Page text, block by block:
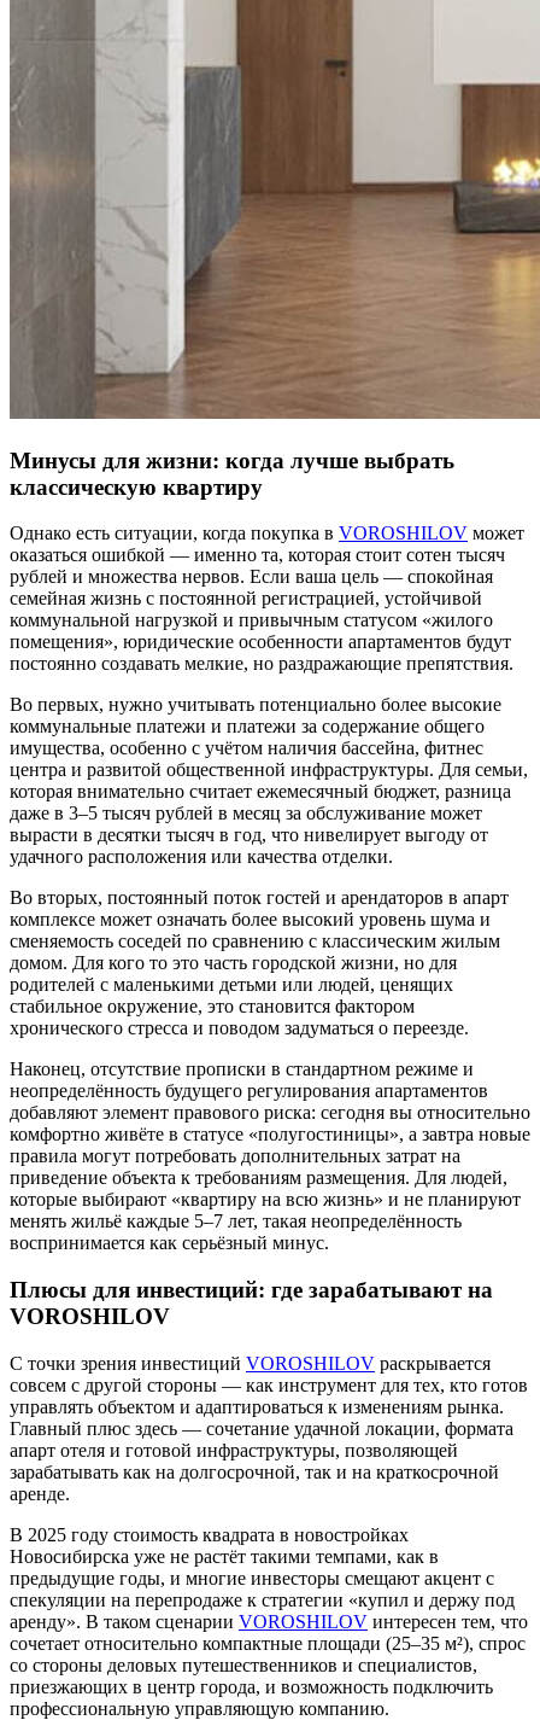
Минусы для жизни: когда лучше выбрать
классическую квартиру
Однако есть ситуации, когда покупка в VOROSHILOV может
оказаться ошибкой — именно та, которая стоит сотен тысяч
рублей и множества нервов. Если ваша цель — спокойная
семейная жизнь с постоянной регистрацией, устойчивой
коммунальной нагрузкой и привычным статусом «жилого
помещения», юридические особенности апартаментов будут
постоянно создавать мелкие, но раздражающие препятствия.
Во первых, нужно учитывать потенциально более высокие
коммунальные платежи и платежи за содержание общего
имущества, особенно с учётом наличия бассейна, фитнес
центра и развитой общественной инфраструктуры. Для семьи,
которая внимательно считает ежемесячный бюджет, разница
даже в 3–5 тысяч рублей в месяц за обслуживание может
вырасти в десятки тысяч в год, что нивелирует выгоду от
удачного расположения или качества отделки.
Во вторых, постоянный поток гостей и арендаторов в апарт
комплексе может означать более высокий уровень шума и
сменяемость соседей по сравнению с классическим жилым
домом. Для кого то это часть городской жизни, но для
родителей с маленькими детьми или людей, ценящих
стабильное окружение, это становится фактором
хронического стресса и поводом задуматься о переезде.
Наконец, отсутствие прописки в стандартном режиме и
неопределённость будущего регулирования апартаментов
добавляют элемент правового риска: сегодня вы относительно
комфортно живёте в статусе «полугостиницы», а завтра новые
правила могут потребовать дополнительных затрат на
приведение объекта к требованиям размещения. Для людей,
которые выбирают «квартиру на всю жизнь» и не планируют
менять жильё каждые 5–7 лет, такая неопределённость
воспринимается как серьёзный минус.
Плюсы для инвестиций: где зарабатывают на
VOROSHILOV
С точки зрения инвестиций VOROSHILOV раскрывается
совсем с другой стороны — как инструмент для тех, кто готов
управлять объектом и адаптироваться к изменениям рынка.
Главный плюс здесь — сочетание удачной локации, формата
апарт отеля и готовой инфраструктуры, позволяющей
зарабатывать как на долгосрочной, так и на краткосрочной
аренде.
В 2025 году стоимость квадрата в новостройках
Новосибирска уже не растёт такими темпами, как в
предыдущие годы, и многие инвесторы смещают акцент с
спекуляции на перепродаже к стратегии «купил и держу под
аренду». В таком сценарии VOROSHILOV интересен тем, что
сочетает относительно компактные площади (25–35 м²), спрос
со стороны деловых путешественников и специалистов,
приезжающих в центр города, и возможность подключить
профессиональную управляющую компанию.